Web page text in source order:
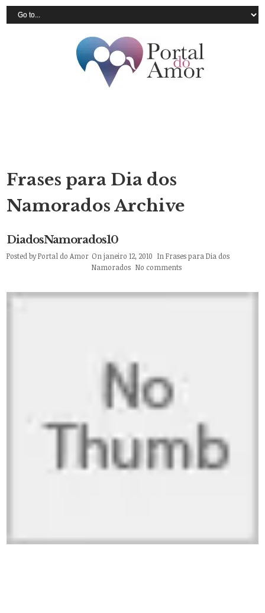
Frases para Dia dos
Namorados Archive
DiadosNamorados10
Posted byPortal do Amor On janeiro 12, 2010 InFrases para Dia dos
Namorados No comments